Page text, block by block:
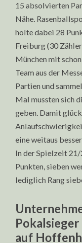
15 absolvierten
Nähe.
holte dabei 28
Freiburg (30
München mit
Team aus der
Partien und
Mal mussten sich
geben. Damit
eine weitaus
In der Spielzeit 21/
Punkten, sieben
lediglich Rang
auf